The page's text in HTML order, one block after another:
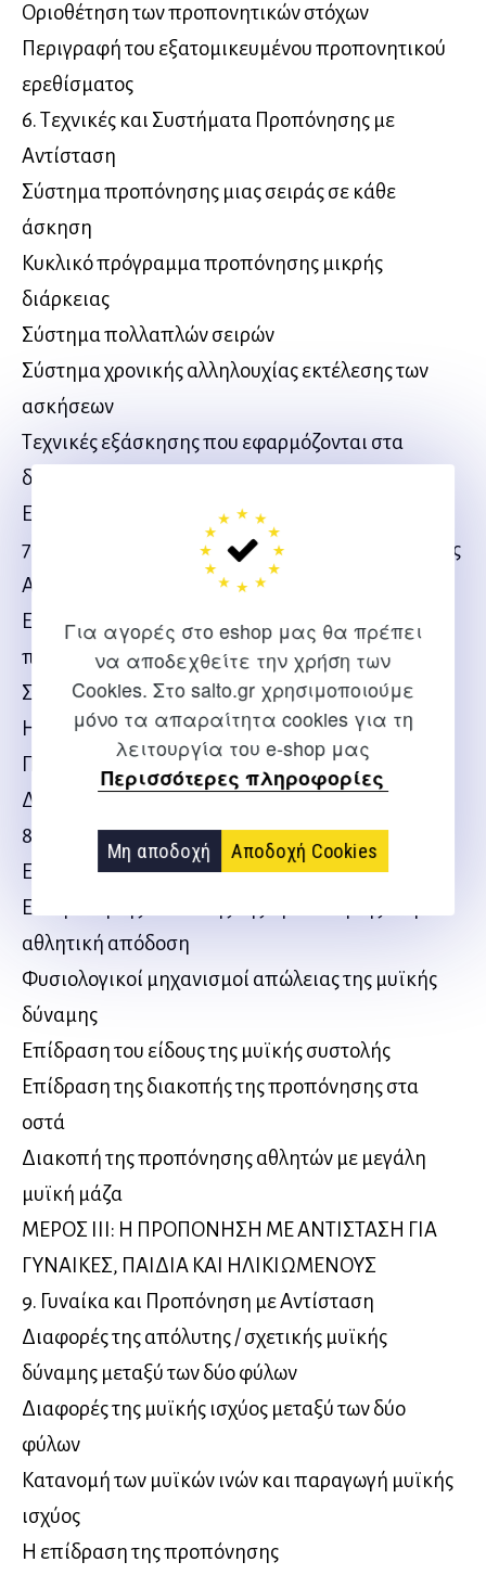
Για αγορές στο eshop μας θα πρέπει
να αποδεχθείτε την χρήση των
Cookies. Στο salto.gr χρησιμοποιούμε
μόνο τα απαραίτητα cookies για τη
λειτουργία του e-shop μας
Περισσότερες πληροφορίες
Μη αποδοχή Αποδοχή Cookies
Οριοθέτηση των προπονητικών στόχων
Περιγραφή του εξατομικευμένου προπονητικού
ερεθίσματος
6. Τεχνικές και Συστήματα Προπόνησης με
Αντίσταση
Σύστημα προπόνησης μιας σειράς σε κάθε
άσκηση
Κυκλικό πρόγραμμα προπόνησης μικρής
διάρκειας
Σύστημα πολλαπλών σειρών
Σύστημα χρονικής αλληλουχίας εκτέλεσης των
ασκήσεων
Τεχνικές εξάσκησης που εφαρμόζονται στα
διάφορα συστήματα προπόνησης
Ειδικά συστήματα και τεχνικές προπόνησης
7. Σχεδιασμός Προγραμμάτων για Προχωρημένους
Ασκούμενους
Εφαρμογή των αρχών του περιοδισμού στην
προπόνηση με αντίσταση
Συγκριτικές έρευνες
Η ανάπτυξη της μυϊκής ισχύος
Πλειομετρική προπόνηση
Δύο προπονητικές μονάδες σε μία ημέρα
8. Διακοπή της Προπόνησης
Είδη διακοπής της προπόνησης
Επίδραση της διακοπής της προπόνησης στην
αθλητική απόδοση
Φυσιολογικοί μηχανισμοί απώλειας της μυϊκής
δύναμης
Επίδραση του είδους της μυϊκής συστολής
Επίδραση της διακοπής της προπόνησης στα
οστά
Διακοπή της προπόνησης αθλητών με μεγάλη
μυϊκή μάζα
ΜΕΡΟΣ III: Η ΠΡΟΠΟΝΗΣΗ ΜΕ ΑΝΤΙΣΤΑΣΗ ΓΙΑ
ΓΥΝΑΙΚΕΣ, ΠΑΙΔΙΑ ΚΑΙ ΗΛΙΚΙΩΜΕΝΟΥΣ
9. Γυναίκα και Προπόνηση με Αντίσταση
Διαφορές της απόλυτης / σχετικής μυϊκής
δύναμης μεταξύ των δύο φύλων
Διαφορές της μυϊκής ισχύος μεταξύ των δύο
φύλων
Κατανομή των μυϊκών ινών και παραγωγή μυϊκής
ισχύος
Η επίδραση της προπόνησης